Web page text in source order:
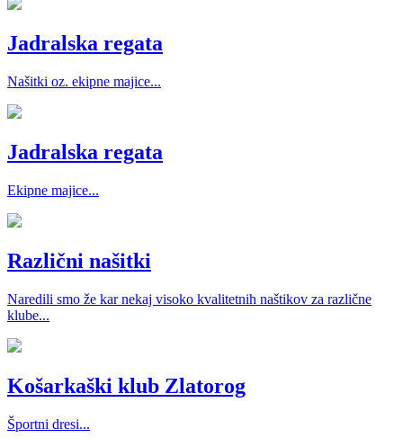
Jadralska regata
Našitki oz. ekipne majice...
Jadralska regata
Ekipne majice...
Različni našitki
Naredili smo že kar nekaj visoko kvalitetnih naštikov za različne
klube...
Košarkaški klub Zlatorog
Športni dresi...